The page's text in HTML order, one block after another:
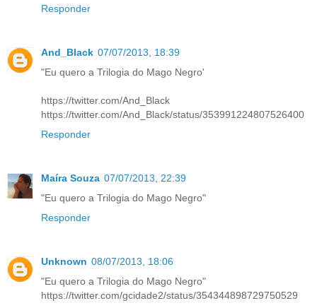
Responder
And_Black 07/07/2013, 18:39
"Eu quero a Trilogia do Mago Negro'
https://twitter.com/And_Black
https://twitter.com/And_Black/status/353991224807526400
Responder
Maíra Souza 07/07/2013, 22:39
"Eu quero a Trilogia do Mago Negro"
Responder
Unknown 08/07/2013, 18:06
"Eu quero a Trilogia do Mago Negro"
https://twitter.com/gcidade2/status/354344898729750529